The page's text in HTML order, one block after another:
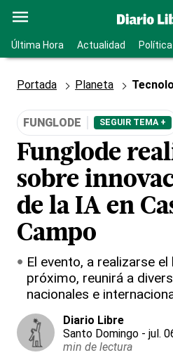
Última Hora Actualidad Política
Portada Planeta
FUNGLODE SEGUIR TEMA +
Funglode
sobre
de la IA en
Campo
El evento, a realizarse
próximo, reunirá a
nacionales e
Diario Libre
Santo Domingo - jul.
min de lectura